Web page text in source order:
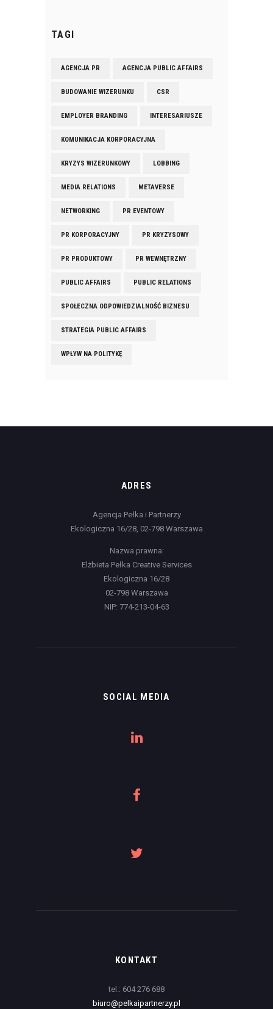
TAGI
AGENCJA PR AGENCJA PUBLIC AFFAIRS
BUDOWANIE WIZERUNKU CSR
EMPLOYER BRANDING INTERESARIUSZE
KOMUNIKACJA KORPORACYJNA
KRYZYS WIZERUNKOWY LOBBING
MEDIA RELATIONS METAVERSE
NETWORKING PR EVENTOWY
PR KORPORACYJNY PR KRYZYSOWY
PR PRODUKTOWY PR WEWNĘTRZNY
PUBLIC AFFAIRS PUBLIC RELATIONS
SPOŁECZNA ODPOWIEDZIALNOŚĆ BIZNESU
STRATEGIA PUBLIC AFFAIRS
WPŁYW NA POLITYKĘ
ADRES
Agencja Pełka i Partnerzy
Ekologiczna 16/28, 02-798 Warszawa
Nazwa prawna:
Elżbieta Pełka Creative Services
Ekologiczna 16/28
02-798 Warszawa
NIP: 774-213-04-63
SOCIAL MEDIA
KONTAKT
tel.: 604 276 688
biuro@pelkaipartnerzy.pl